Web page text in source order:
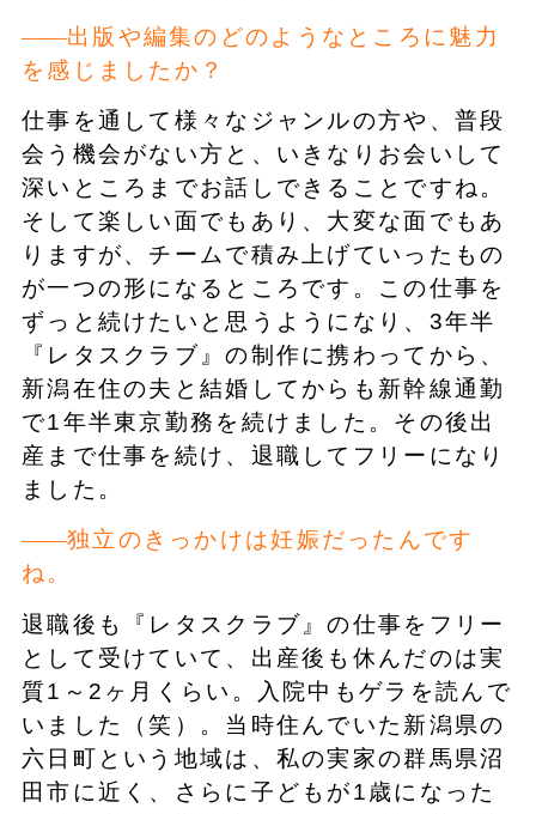
出版や編集のどのようなところに魅力
を感じましたか？
仕事を通して様々なジャンルの方や、普段
会う機会がない方と、いきなりお会いして
深いところまでお話しできることですね。
そして楽しい面でもあり、大変な面でもあ
りますが、チームで積み上げていったもの
が一つの形になるところです。この仕事を
ずっと続けたいと思うようになり、3年半
『レタスクラブ』の制作に携わってから、
新潟在住の夫と結婚してからも新幹線通勤
で1年半東京勤務を続けました。その後出
産まで仕事を続け、退職してフリーになり
ました。
独立のきっかけは妊娠だったんです
ね。
退職後も『レタスクラブ』の仕事をフリー
として受けていて、出産後も休んだのは実
質1～2ヶ月くらい。入院中もゲラを読んで
いました（笑）。当時住んでいた新潟県の
六日町という地域は、私の実家の群馬県沼
田市に近く、さらに子どもが1歳になった